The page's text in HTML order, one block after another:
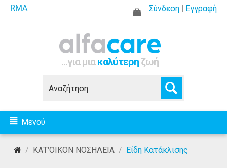
RMA Σύνδεση | Εγγραφή
...για μιακαλύτερηζωή
Μενού
/ ΚΑΤ'ΟΙΚΟΝ ΝΟΣΗΛΕΙΑ / Είδη Κατάκλισης